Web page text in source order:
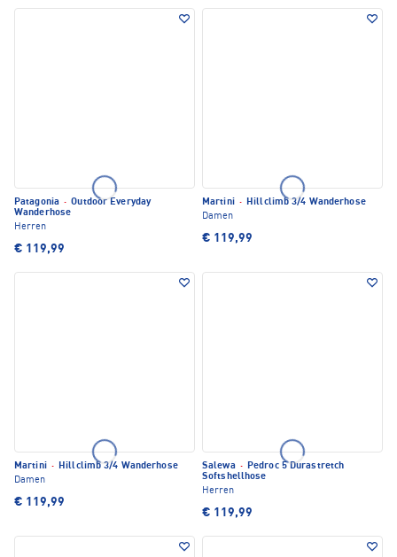
Patagonia · Outdoor Everyday
Wanderhose
Herren
€ 119,99
Martini · Hillclimb 3/4 Wanderhose
Damen
€ 119,99
Martini · Hillclimb 3/4 Wanderhose
Damen
€ 119,99
Salewa · Pedroc 5 Durastretch
Softshellhose
Herren
€ 119,99